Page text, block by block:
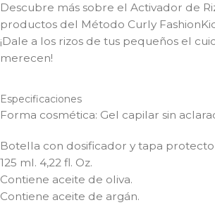
Descubre más sobre el Activador de
productos del Método Curly
¡Dale a los rizos de tus pequeños el
merecen!
Especificaciones
Forma cosmética: Gel capilar sin
Botella con dosificador y tapa
125 ml. 4,22 fl. Oz.
Contiene aceite de oliva.
Contiene aceite de argán.